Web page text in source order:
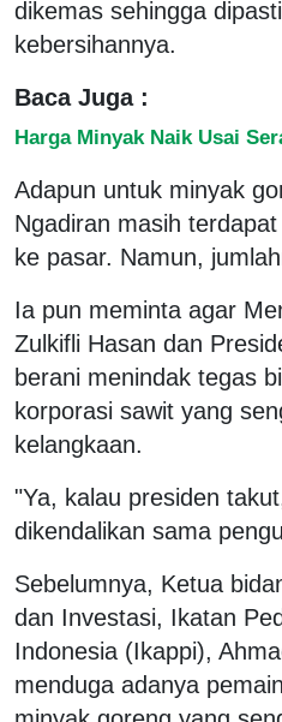
dikemas sehingga
kebersihannya.
Baca Juga :
Harga Minyak Naik Usai
Adapun untuk minyak
Ngadiran masih
ke pasar. Namun,
Ia pun meminta agar
Zulkifli Hasan dan
berani menindak tegas
korporasi sawit yang
kelangkaan.
"Ya, kalau presiden
dikendalikan sama
Sebelumnya, Ketua
dan Investasi, Ikatan
Indonesia (Ikappi),
menduga adanya